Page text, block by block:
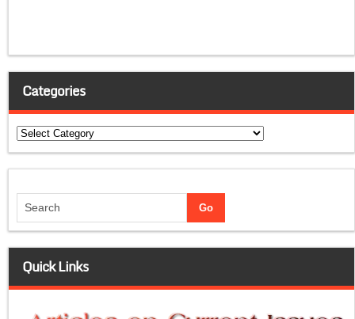
Categories
Categories
Quick Links